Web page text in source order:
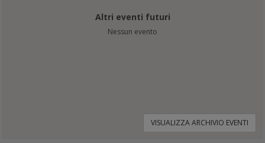
Altri eventi futuri
Nessun evento
VISUALIZZA ARCHIVIO EVENTI